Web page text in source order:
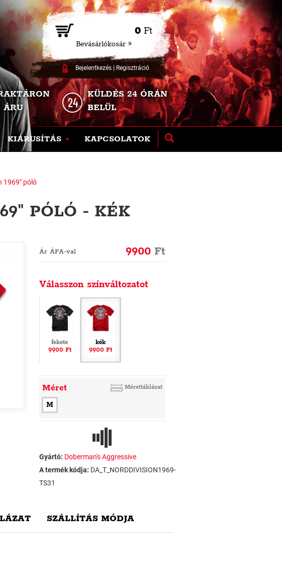
0 Ft
Bevásárlókosár »
Bejelentkezés| Regisztráció
ÁRU
KÜLDÉS 24 ÓRÁN
BELÜL
KIÁRUSÍTÁS KAPCSOLATOK
1969" póló
PÓLÓ - KÉK
Ár ÁFA-val 9900 Ft
Válasszon színváltozatot
fekete
9900 Ft
kék
9900 Ft
Méret Mérettáblázat
M
Gyártó: Doberman's Aggressive
A termék kódja: DA_T_NORDDIVISION1969-
TS31
SZÁLLÍTÁS MÓDJA